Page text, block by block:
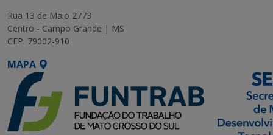
Rua 13 de Maio 2773
Centro - Campo Grande | MS
CEP: 79002-910
MAPA